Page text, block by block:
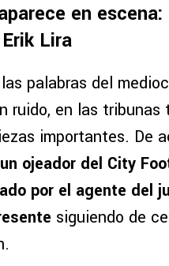
en
Lira
palabras del
ruido, en las tribunas
importantes. De
un ojeador del City
por el agente del
siguiendo de